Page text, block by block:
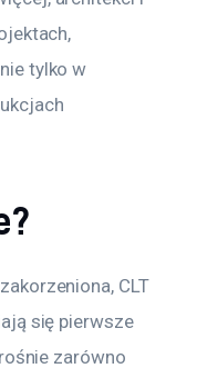
tylko w
CLT
się pierwsze
zarówno